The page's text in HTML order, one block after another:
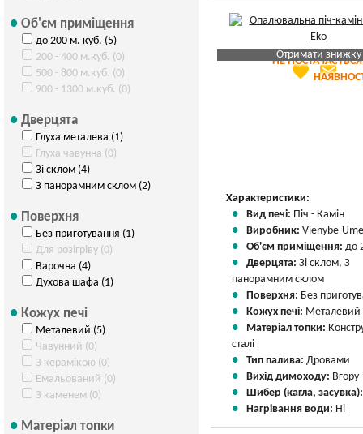
Об'єм приміщення
до 200 м. куб. (5)
200 - 400 м.куб. (0)
500 - 800 м.куб. (0)
900 - 1300 м.куб. (0)
Дверцята
Глуха металева (1)
Глуха чавунна (0)
Зі склом (4)
З панорамним склом (2)
Поверхня
Без приготування (1)
Для розігріву (0)
Варочна (4)
Духова шафа (1)
Кожух печі
Металевий (5)
Чавунний (0)
З керамікою (0)
Емальований (0)
З каменем (0)
Матеріал топки
НЕ
Отримати знижку
Яка Ваша ціна?
favorite email
Характеристики:
Вид печі: Піч - Камін
Виробник: Vienybe-
Об'єм приміщення: до
Дверцята: Зі склом, З
панорамним склом
Поверхня: Без
Кожух печі: Металевий
Матеріал топки:
сталі
Тип палива: Дровами
Вихід димоходу: Вгору
Шибер (кагла,
Нагрівання води: Ні